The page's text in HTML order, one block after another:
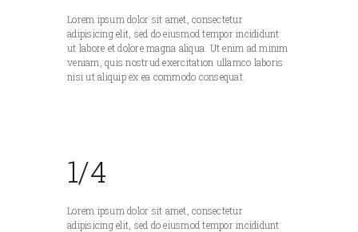
Lorem ipsum dolor sit amet, consectetur
adipisicing elit, sed do eiusmod tempor incididunt
ut labore et dolore magna aliqua. Ut enim ad minim
veniam, quis nostrud exercitation ullamco laboris
nisi ut aliquip ex ea commodo consequat.
1/4
Lorem ipsum dolor sit amet, consectetur
adipisicing elit, sed do eiusmod tempor incididunt